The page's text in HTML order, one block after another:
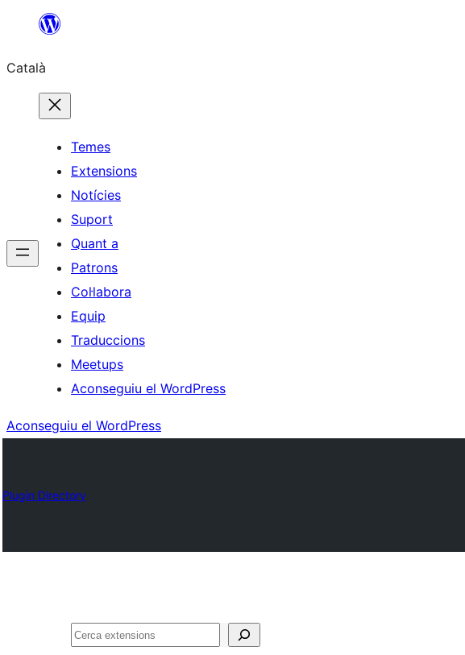
contingut
Català
Temes
Extensions
Notícies
Suport
Quant a
Patrons
Col·labora
Equip
Traduccions
Meetups
Aconseguiu el WordPress
Aconseguiu el WordPress
Plugin Directory
Cerca